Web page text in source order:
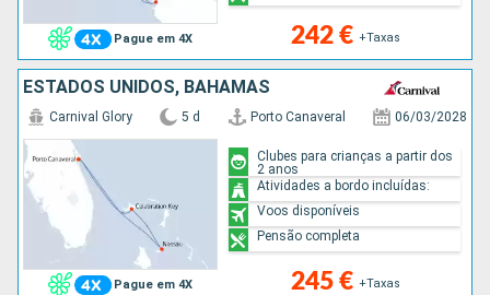
Pague em 4X 242 € +Taxas
ESTADOS UNIDOS, BAHAMAS
Pague em 4X
Carnival Glory 5 d Porto Canaveral 06/03/2028
245 € +Taxas
Clubes para crianças a partir dos
2 anos
Atividades a bordo incluídas:
Voos disponíveis
Pensão completa